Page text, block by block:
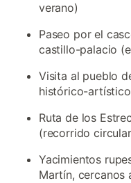
verano)
Paseo por el
castillo-palacio
Visita al pueblo
histórico-
Ruta de los
(recorrido
Yacimientos
Martín, cercanos